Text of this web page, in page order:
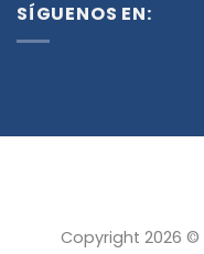
SÍGUENOS EN:
Copyright 2026 ©